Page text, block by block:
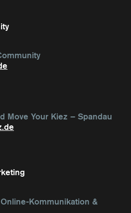
Move Your Kiez – Spandau
Kommunikation &